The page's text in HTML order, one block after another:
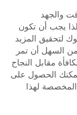
والجهد
يجب أن تكون
لتحقيق المزيد
السهل أن تمر
مقابل النجاح
الحصول على
لهذا